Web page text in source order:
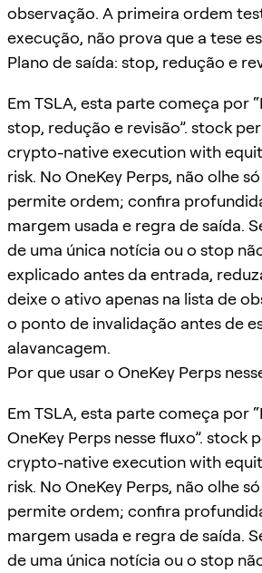
observação. A primeira ordem
execução, não prova que a tese
Plano de saída: stop, redução e
Em TSLA, esta parte começa por
stop, redução e revisão”. stock
crypto-native execution with
risk. No OneKey Perps, não olhe
permite ordem; confira
margem usada e regra de saída.
de uma única notícia ou o stop
explicado antes da entrada,
deixe o ativo apenas na lista de
o ponto de invalidação antes de
alavancagem.
Por que usar o OneKey Perps
Em TSLA, esta parte começa por
OneKey Perps nesse fluxo”. stock
crypto-native execution with
risk. No OneKey Perps, não olhe
permite ordem; confira
margem usada e regra de saída.
de uma única notícia ou o stop